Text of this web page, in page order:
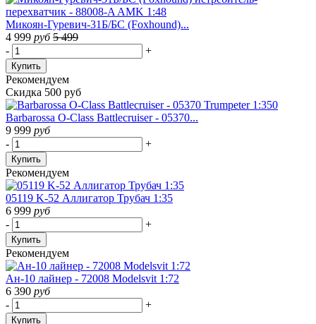
Микоян-Гуревич-31Б/БС (Foxhound)...
4 999 руб 5 499
-
+
Купить
Рекомендуем
Скидка 500 руб
Barbarossa O-Class Battlecruiser - 05370...
9 999 руб
-
+
Купить
Рекомендуем
05119 K-52 Аллигатор Трубач 1:35
6 999 руб
-
+
Купить
Рекомендуем
Ан-10 лайнер - 72008 Modelsvit 1:72
6 390 руб
-
+
Купить